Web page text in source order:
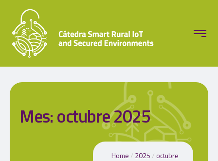
Mes:octubre 2025
Home 2025 octubre